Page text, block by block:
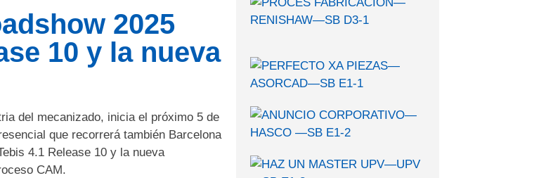
2025
10 y la nueva
del mecanizado, inicia el próximo 5 de
que recorrerá también Barcelona
4.1 Release 10 y la nueva
CAM.